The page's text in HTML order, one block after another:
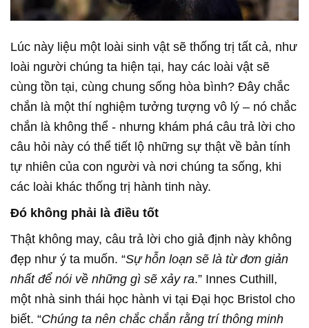
Lúc này liệu một loài sinh vật sẽ thống trị tất cả, như
loài người chúng ta hiện tại, hay các loài vật sẽ
cùng tồn tại, cùng chung sống hòa bình? Đây chắc
chắn là một thí nghiệm tưởng tượng vô lý – nó chắc
chắn là không thể - nhưng khám phá câu trả lời cho
câu hỏi này có thể tiết lộ những sự thật về bản tính
tự nhiên của con người và nơi chúng ta sống, khi
các loài khác thống trị hành tinh này.
Đó không phải là điều tốt
Thật không may, câu trả lời cho giả định này không
đẹp như ý ta muốn. “Sự hỗn loạn sẽ là từ đơn giản
nhất để nói về những gì sẽ xảy ra.” Innes Cuthill,
một nhà sinh thái học hành vi tại Đại học Bristol cho
biết. “Chúng ta nên chắc chắn rằng trí thông minh